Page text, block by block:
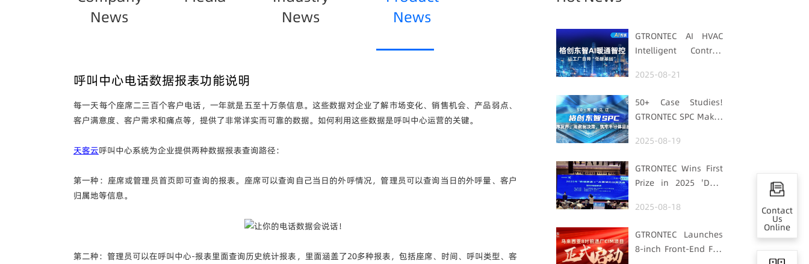
News
News
News
呼叫中心电话数据报表功能说明
每一天每个座席二三百个客户电话，一年就是五至十万条信息。这些数据对企业了解市场变化、销售机会、产品弱点、
客户满意度、客户需求和痛点等，提供了非常详实而可靠的数据。如何利用这些数据是呼叫中心运营的关键。
天客云呼叫中心系统为企业提供两种数据报表查询路径：
第一种：座席或管理员首页即可查询的报表。座席可以查询自己当日的外呼情况，管理员可以查询当日的外呼量、客户
归属地等信息。
第二种：管理员可以在呼叫中心-报表里面查询历史统计报表，里面涵盖了20多种报表，包括座席、时间、呼叫类型、客
GTRONTEC AI HVAC
Intelligent Control:
with "Low-Carbon
2025-08-21
50+ Case Studies!
GTRONTEC SPC Makes
Uses Data for
Strengthens
Semiconductor
Quality Foundation
2025-08-19
GTRONTEC Wins First
Prize in 2025 'Data
Smart Manufacturing
2025-08-18
GTRONTEC Launches
8-inch Front-End Fab
Contact
Us
Online